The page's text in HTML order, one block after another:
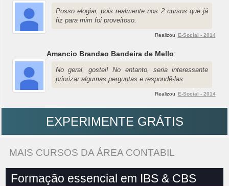
Posso elogiar, pois realmente nos 2 cursos que já
fiz para mim foi proveitoso.
Realizou E-Social - 2014
Amancio Brandao Bandeira de Mello:
No geral, gostei! No entanto, seria interessante
priorizar algumas perguntas e respondê-las.
Realizou E-Social - 2014
EXPERIMENTE GRÁTIS
MAIS CURSOS DA ÁREA CONTABIL
Formação essencial em IBS & CBS